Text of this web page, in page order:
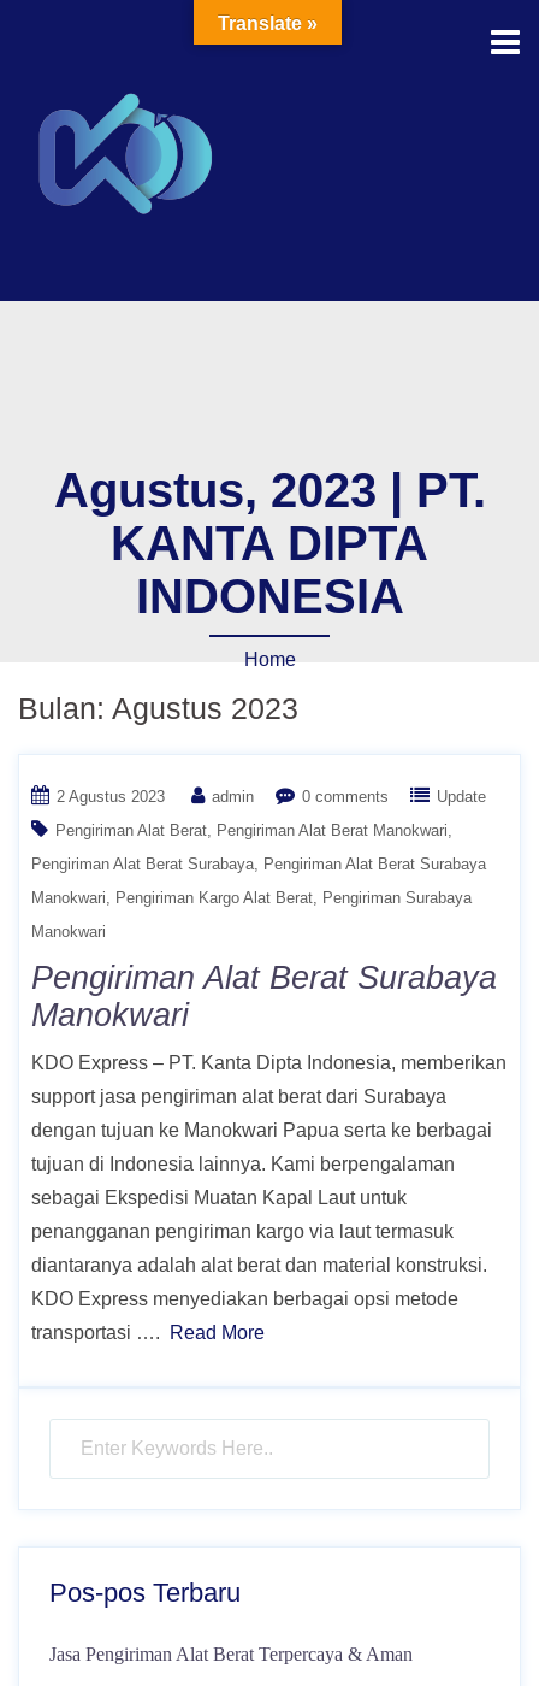
Agustus, 2023 | PT.
KANTA DIPTA
INDONESIA
Home
Bulan: Agustus 2023
2 Agustus 2023 admin 0 comments
Update
Pengiriman Alat Berat
Pengiriman Alat Berat Manokwari
Pengiriman Alat Berat Surabaya
Pengiriman Alat Berat Surabaya
Manokwari
Pengiriman Kargo Alat Berat
Pengiriman Surabaya
Manokwari
Pengiriman Alat Berat Surabaya
Manokwari
KDO Express – PT. Kanta Dipta Indonesia, memberikan
support jasa pengiriman alat berat dari Surabaya
dengan tujuan ke Manokwari Papua serta ke berbagai
tujuan di Indonesia lainnya. Kami berpengalaman
sebagai Ekspedisi Muatan Kapal Laut untuk
penangganan pengiriman kargo via laut termasuk
diantaranya adalah alat berat dan material konstruksi.
KDO Express menyediakan berbagai opsi metode
transportasi ….
Read More
Pos-pos Terbaru
Jasa Pengiriman Alat Berat Terpercaya & Aman
Translate »